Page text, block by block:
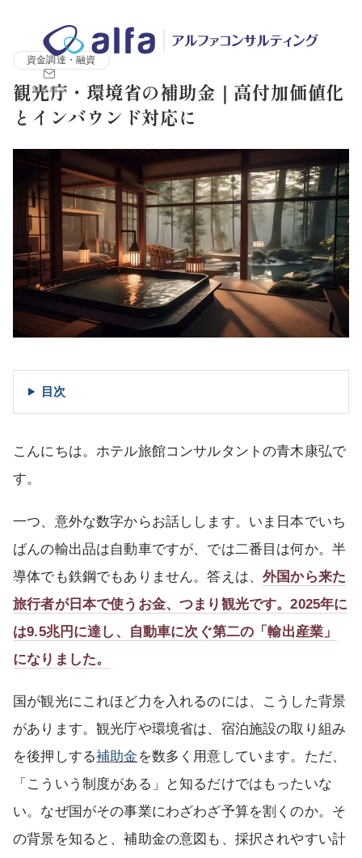
無料相談
株式会社アルファコンサルティング｜ホテル・旅館・観光業の事
資金調達・融資
観光庁・環境省の補助金｜高付加価値化
とインバウンド対応に
目次
こんにちは。ホテル旅館コンサルタントの青木康弘で
す。
一つ、意外な数字からお話しします。いま日本でいち
ばんの輸出品は自動車ですが、では二番目は何か。半
導体でも鉄鋼でもありません。答えは、外国から来た
旅行者が日本で使うお金、つまり観光です。2025年に
は9.5兆円に達し、自動車に次ぐ第二の「輸出産業」
になりました。
国が観光にこれほど力を入れるのには、こうした背景
があります。観光庁や環境省は、宿泊施設の取り組み
を後押しする補助金 を数多く用意しています。ただ、
「こういう制度がある」と知るだけではもったいな
い。なぜ国がその事業にわざわざ予算を割くのか。そ
の背景を知ると、補助金の意図も、採択されやすい計